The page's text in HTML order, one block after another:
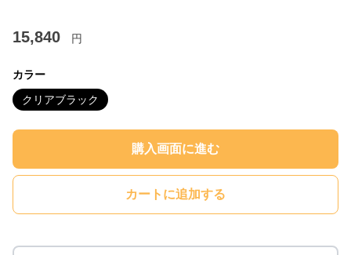
15,840 円
カラー
クリアブラック
購入画面に進む
カートに追加する